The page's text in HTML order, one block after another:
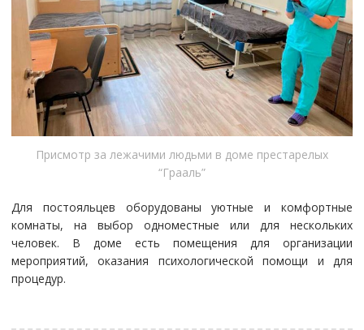
Присмотр за лежачими людьми в доме престарелых
“Грааль”
Для постояльцев оборудованы уютные и комфортные
комнаты, на выбор одноместные или для нескольких
человек. В доме есть помещения для организации
мероприятий, оказания психологической помощи и для
процедур.